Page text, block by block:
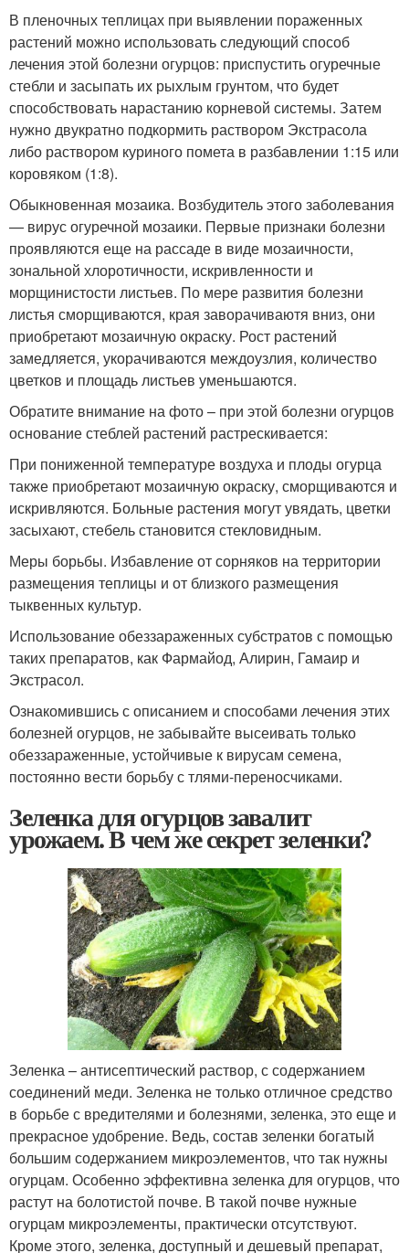
В пленочных теплицах при выявлении пораженных
растений можно использовать следующий способ
лечения этой болезни огурцов: приспустить огуречные
стебли и засыпать их рыхлым грунтом, что будет
способствовать нарастанию корневой системы. Затем
нужно двукратно подкормить раствором Экстрасола
либо раствором куриного помета в разбавлении 1:15 или
коровяком (1:8).
Обыкновенная мозаика. Возбудитель этого заболевания
— вирус огуречной мозаики. Первые признаки болезни
проявляются еще на рассаде в виде мозаичности,
зональной хлоротичности, искривленности и
морщинистости листьев. По мере развития болезни
листья сморщиваются, края заворачиваютя вниз, они
приобретают мозаичную окраску. Рост растений
замедляется, укорачиваются междоузлия, количество
цветков и площадь листьев уменьшаются.
Обратите внимание на фото – при этой болезни огурцов
основание стеблей растений растрескивается:
При пониженной температуре воздуха и плоды огурца
также приобретают мозаичную окраску, сморщиваются и
искривляются. Больные растения могут увядать, цветки
засыхают, стебель становится стекловидным.
Меры борьбы. Избавление от сорняков на территории
размещения теплицы и от близкого размещения
тыквенных культур.
Использование обеззараженных субстратов с помощью
таких препаратов, как Фармайод, Алирин, Гамаир и
Экстрасол.
Ознакомившись с описанием и способами лечения этих
болезней огурцов, не забывайте высеивать только
обеззараженные, устойчивые к вирусам семена,
постоянно вести борьбу с тлями-переносчиками.
Зеленка для огурцов завалит
урожаем. В чем же секрет зеленки?
Зеленка – антисептический раствор, с содержанием
соединений меди. Зеленка не только отличное средство
в борьбе с вредителями и болезнями, зеленка, это еще и
прекрасное удобрение. Ведь, состав зеленки богатый
большим содержанием микроэлементов, что так нужны
огурцам. Особенно эффективна зеленка для огурцов, что
растут на болотистой почве. В такой почве нужные
огурцам микроэлементы, практически отсутствуют.
Кроме этого, зеленка, доступный и дешевый препарат,